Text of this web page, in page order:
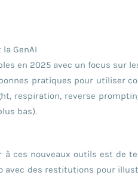
GenAI
en 2025 avec un focus sur
pratiques pour utiliser
respiration, reverse
bas).
à ces nouveaux outils est de
avec des restitutions pour